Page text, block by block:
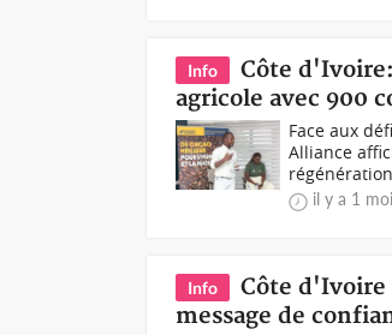
Info
Côte
agricole avec 900
Face aux
Alliance
il y a 1
Info
Côte d'Ivoire
message de